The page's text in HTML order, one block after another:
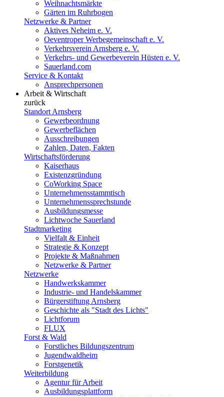
Weihnachtsmärkte
Gärten im Ruhrbogen
Netzwerke & Partner
Aktives Neheim e. V.
Oeventroper Werbegemeinschaft e. V.
Verkehrsverein Arnsberg e. V.
Verkehrs- und Gewerbeverein Hüsten e. V.
Sauerland.com
Service & Kontakt
Ansprechpersonen
Arbeit & Wirtschaft
zurück
Standort Arnsberg
Gewerbeordnung
Gewerbeflächen
Ausschreibungen
Zahlen, Daten, Fakten
Wirtschaftsförderung
Kaiserhaus
Existenzgründung
CoWorking Space
Unternehmensstammtisch
Unternehmenssprechstunde
Ausbildungsmesse
Lichtwoche Sauerland
Stadtmarketing
Vielfalt & Einheit
Strategie & Konzept
Projekte & Maßnahmen
Netzwerke & Partner
Netzwerke
Handwerkskammer
Industrie- und Handelskammer
Bürgerstiftung Arnsberg
Geschichte als "Stadt des Lichts"
Lichtforum
FLUX
Forst & Wald
Forstliches Bildungszentrum
Jugendwaldheim
Forstgenetik
Weiterbildung
Agentur für Arbeit
Ausbildungsplattform